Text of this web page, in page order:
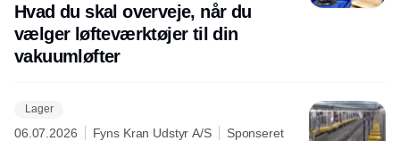
Hvad du skal overveje, når du
vælger løfteværktøjer til din
vakuumløfter
Lager
06.07.2026 Fyns Kran Udstyr A/S Sponseret